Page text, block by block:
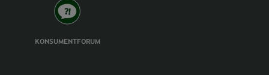
KONSUMENTFORUM